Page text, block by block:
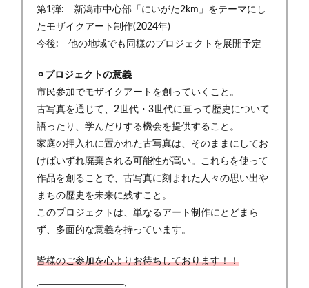
第1弾: 新潟市中心部「にいがた2km」をテーマにし
たモザイクアート制作(2024年)
今後: 他の地域でも同様のプロジェクトを展開予定
⚪︎プロジェクトの意義
市民参加でモザイクアートを創っていくこと。
古写真を通じて、2世代・3世代に亘って歴史について
語ったり、学んだりする機会を提供すること。
家庭の押入れに置かれた古写真は、そのままにしてお
けばいずれ廃棄される可能性が高い。これらを使って
作品を創ることで、古写真に刻まれた人々の思い出や
まちの歴史を未来に残すこと。
このプロジェクトは、単なるアート制作にとどまら
ず、多面的な意義を持っています。
皆様のご参加を心よりお待ちしております！！